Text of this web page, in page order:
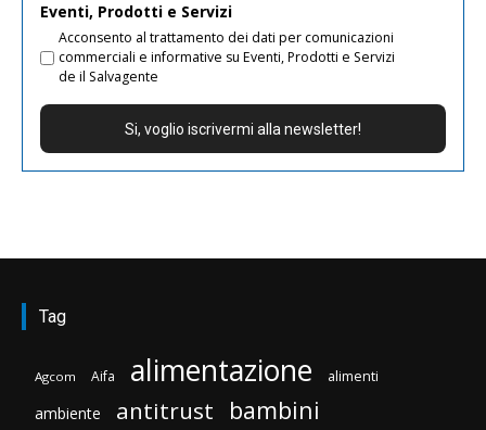
Eventi, Prodotti e Servizi
Acconsento al trattamento dei dati per comunicazioni
commerciali e informative su Eventi, Prodotti e Servizi
de il Salvagente
Tag
Agcom Aifa alimentazione alimenti
ambiente antitrust bambini